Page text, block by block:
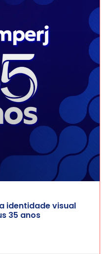
identidade visual
35 anos